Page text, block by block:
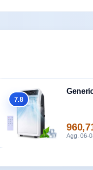
Totale
7.8
Prezzo
Agg. 06-